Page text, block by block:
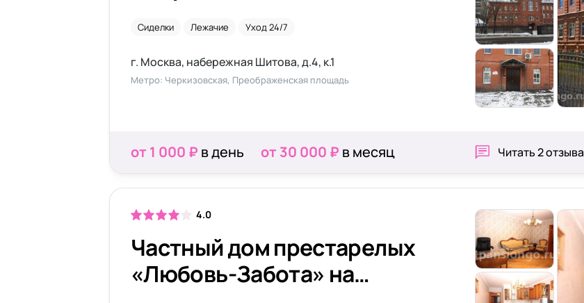
Сиделки Лежачие Уход 24/7
г. Москва, набережная Шитова, д.4, к.1
Метро: Черкизовская, Преображенская площадь
от 1 000 ₽ в день от 30 000 ₽ в месяц Читать2 отзыва
4.0
Частный дом престарелых
«Любовь-Забота» на